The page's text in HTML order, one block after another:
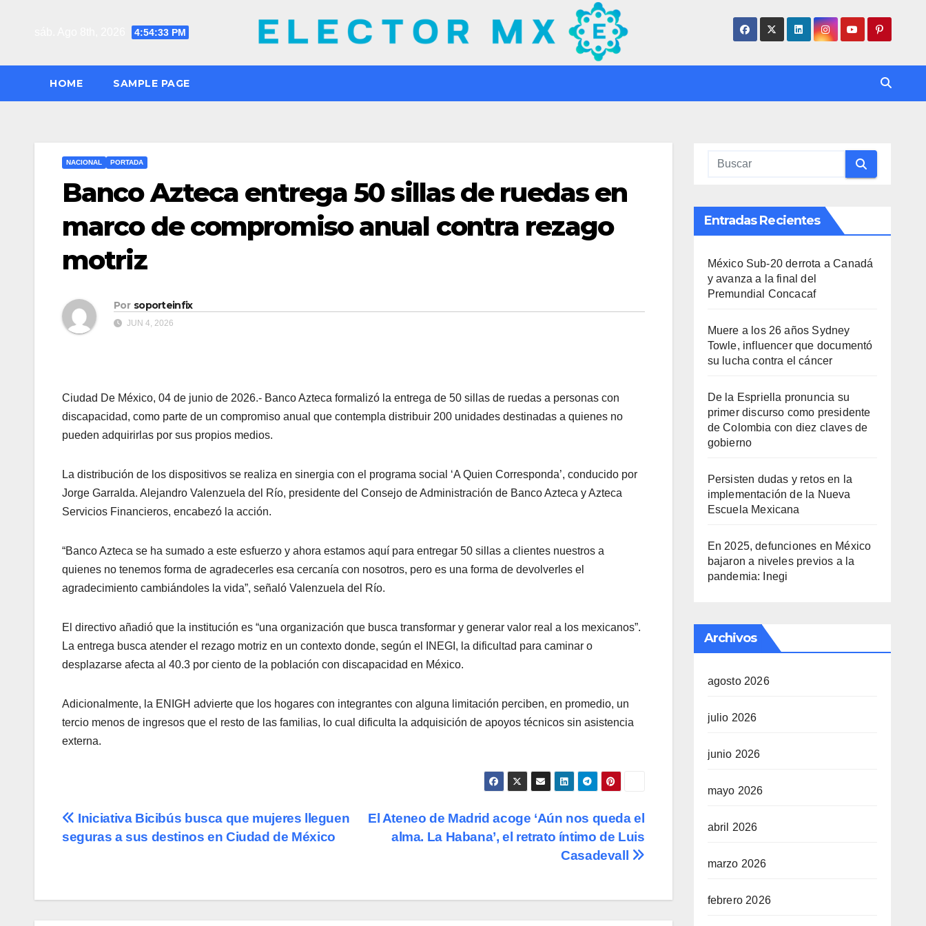
4:54:34 PM
HOME SAMPLE PAGE
NACIONAL PORTADA
Banco Azteca entrega 50 sillas de ruedas en
marco de compromiso anual contra rezago
motriz
Por soporteinfix
JUN 4, 2026
Ciudad De México, 04 de junio de 2026.- Banco Azteca formalizó la entrega de 50 sillas de ruedas a personas con
discapacidad, como parte de un compromiso anual que contempla distribuir 200 unidades destinadas a quienes no
pueden adquirirlas por sus propios medios.
La distribución de los dispositivos se realiza en sinergia con el programa social ‘A Quien Corresponda’, conducido por
Jorge Garralda. Alejandro Valenzuela del Río, presidente del Consejo de Administración de Banco Azteca y Azteca
Servicios Financieros, encabezó la acción.
“Banco Azteca se ha sumado a este esfuerzo y ahora estamos aquí para entregar 50 sillas a clientes nuestros a
quienes no tenemos forma de agradecerles esa cercanía con nosotros, pero es una forma de devolverles el
agradecimiento cambiándoles la vida”, señaló Valenzuela del Río.
El directivo añadió que la institución es “una organización que busca transformar y generar valor real a los mexicanos”.
La entrega busca atender el rezago motriz en un contexto donde, según el INEGI, la dificultad para caminar o
desplazarse afecta al 40.3 por ciento de la población con discapacidad en México.
Adicionalmente, la ENIGH advierte que los hogares con integrantes con alguna limitación perciben, en promedio, un
tercio menos de ingresos que el resto de las familias, lo cual dificulta la adquisición de apoyos técnicos sin asistencia
externa.
Navegación
de
El Ateneo de Madrid acoge ‘Aún nos queda el
alma. La Habana’, el retrato íntimo de Luis
Casadevall
Iniciativa Bicibús busca que mujeres lleguen
seguras a sus destinos en Ciudad de México
Entradas Recientes
México Sub-20 derrota a Canadá
y avanza a la final del
Premundial Concacaf
Muere a los 26 años Sydney
Towle, influencer que documentó
su lucha contra el cáncer
De la Espriella pronuncia su
primer discurso como presidente
de Colombia con diez claves de
gobierno
Persisten dudas y retos en la
implementación de la Nueva
Escuela Mexicana
En 2025, defunciones en México
bajaron a niveles previos a la
pandemia: Inegi
Archivos
agosto 2026
julio 2026
junio 2026
mayo 2026
abril 2026
marzo 2026
febrero 2026